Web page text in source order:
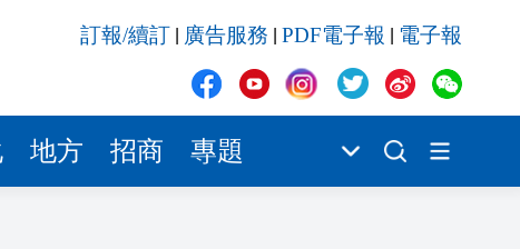
訂報/續訂 廣告服務 PDF電子報 電子報
地方 招商 專題
20:42
20:41